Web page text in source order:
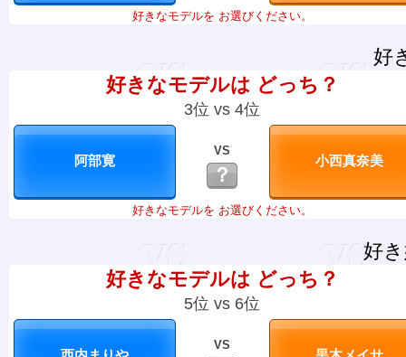
好きなモデルを お選びください。
好
好きなモデルは どっち？
3位 vs 4位
VS
？
好きなモデルを お選びください。
好
好きなモデルは どっち？
5位 vs 6位
VS